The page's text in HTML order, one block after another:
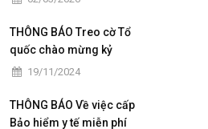
THÔNG BÁO Treo cờ Tổ
quốc chào mừng kỷ
niệm 192 năm ngày
Giang
19/11/2024
THÔNG BÁO Về việc cấp
Bảo hiểm y tế miễn phí